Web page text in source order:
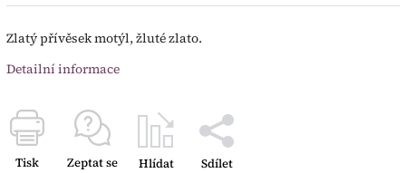
Zlatý přívěsek motýl, žluté zlato.
Detailní informace
Tisk Zeptat se Hlídat Sdílet